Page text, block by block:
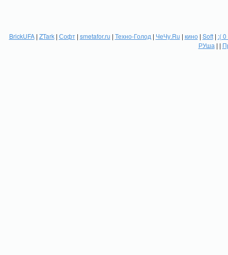
BrickUFA| ZTark| Софт| smetafor.ru | Техно-Голод | ЧеЧу.Ru | кино| Soft| :(
РУша | |